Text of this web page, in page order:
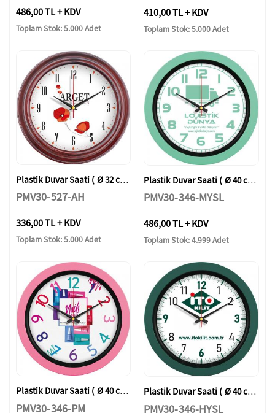
486,00 TL + KDV
Toplam Stok: 5.000 Adet
410,00 TL + KDV
Toplam Stok: 5.000 Adet
Plastik Duvar Saati ( Ø 32 cm )
PMV30-527-AH
336,00 TL + KDV
Toplam Stok: 5.000 Adet
Plastik Duvar Saati ( Ø 40 cm )
PMV30-346-MYSL
486,00 TL + KDV
Toplam Stok: 4.999 Adet
Plastik Duvar Saati ( Ø 40 cm )
PMV30-346-PM
Plastik Duvar Saati ( Ø 40 cm )
PMV30-346-HYSL